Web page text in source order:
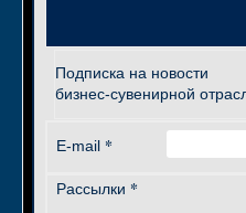
Подписка на новости
бизнес-сувенирной
E-mail *
Рассылки *